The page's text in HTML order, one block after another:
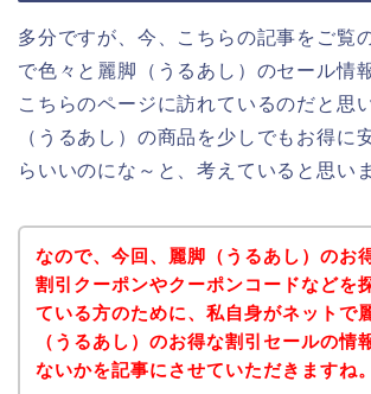
多分ですが、今、こちらの記事をご覧
で色々と麗脚（うるあし）のセール情
こちらのページに訪れているのだと思
（うるあし）の商品を少しでもお得に
らいいのにな～と、考えていると思い
なので、今回、麗脚（うるあし）のお
割引クーポンやクーポンコードなどを
ている方のために、私自身がネットで
（うるあし）のお得な割引セールの情
ないかを記事にさせていただきますね。